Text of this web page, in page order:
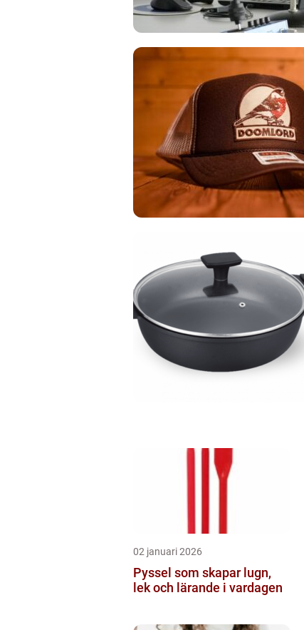
02 januari 2026
Pyssel som skapar lugn,
lek och lärande i vardagen